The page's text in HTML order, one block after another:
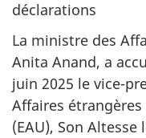
déclarations
La ministre des
Anita Anand, a
juin 2025 le vice-
Affaires
(EAU), Son